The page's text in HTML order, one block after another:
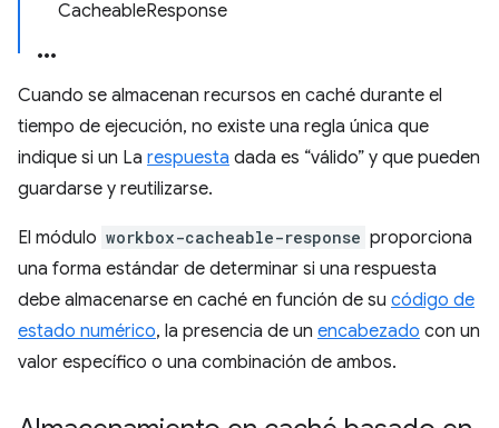
CacheableResponse
Cuando se almacenan recursos en caché durante el
tiempo de ejecución, no existe una regla única que
indique si un La respuesta dada es “válido” y que pueden
guardarse y reutilizarse.
El módulo workbox-cacheable-response proporciona
una forma estándar de determinar si una respuesta
debe almacenarse en caché en función de su código de
estado numérico, la presencia de un encabezado con un
valor específico o una combinación de ambos.